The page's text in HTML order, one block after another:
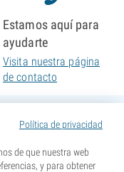
Política de privacidad
de que nuestra web
y para obtener
Estamos aquí para
ayudarte
Visita nuestra página
de contacto